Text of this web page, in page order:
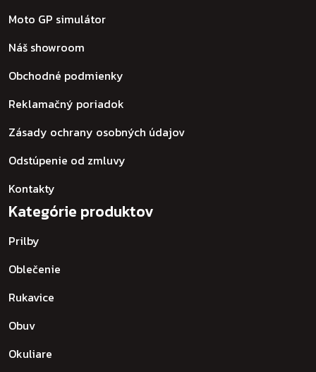
Moto GP simulátor
Náš showroom
Obchodné podmienky
Reklamačný poriadok
Zásady ochrany osobných údajov
Odstúpenie od zmluvy
Kontakty
Kategórie produktov
Prilby
Oblečenie
Rukavice
Obuv
Okuliare